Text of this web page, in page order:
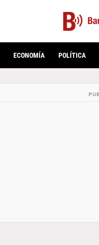
ECONOMÍA POLÍTICA